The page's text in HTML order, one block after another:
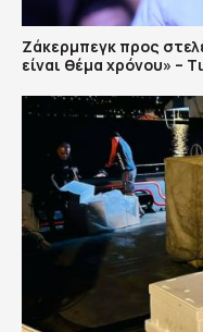
Ζάκερμπεγκ προς
είναι θέμα χρόνου» –